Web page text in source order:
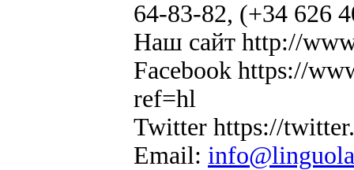
64-83-82, (+34 626
Наш сайт http://
Facebook https://
ref=hl
Twitter https://
Email: